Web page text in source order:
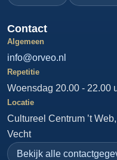
Contact
Algemeen
info@orveo.nl
Repetitie
Woensdag 20.00 - 22.00
Locatie
Cultureel Centrum ’t
Vecht
Bekijk alle